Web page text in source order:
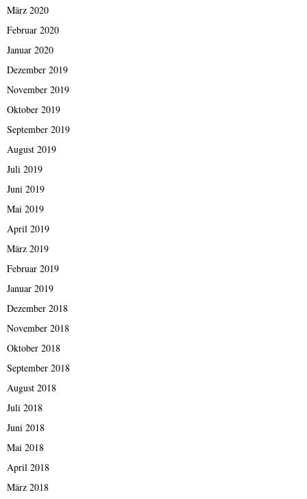
März 2020
Februar 2020
Januar 2020
Dezember 2019
November 2019
Oktober 2019
September 2019
August 2019
Juli 2019
Juni 2019
Mai 2019
April 2019
März 2019
Februar 2019
Januar 2019
Dezember 2018
November 2018
Oktober 2018
September 2018
August 2018
Juli 2018
Juni 2018
Mai 2018
April 2018
März 2018